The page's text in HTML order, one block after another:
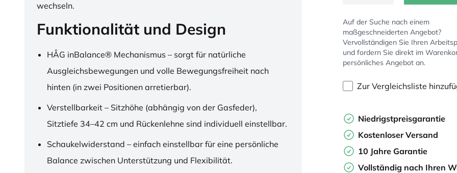
wechseln.
Funktionalität und Design
HÅG inBalance® Mechanismus – sorgt für natürliche
Ausgleichsbewegungen und volle Bewegungsfreiheit nach
hinten (in zwei Positionen arretierbar).
Verstellbarkeit – Sitzhöhe (abhängig von der Gasfeder),
Sitztiefe 34–42 cm und Rückenlehne sind individuell einstellbar.
Schaukelwiderstand – einfach einstellbar für eine persönliche
Balance zwischen Unterstützung und Flexibilität.
Auf der Suche nach einem
maßgeschneiderten Angebot?
Vervollständigen Sie Ihren
und fordern Sie direkt im
persönliches Angebot an.
Zur Vergleichsliste
Niedrigstpreisgarantie
Kostenloser Versand
10 Jahre Garantie
Vollständig nach Ihren